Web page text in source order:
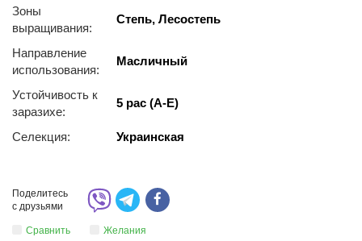
Зоны
выращивания:
Степь, Лесостепь
Направление
использования:
Масличный
Устойчивость к
заразихе:
5 рас (A-E)
Селекция: Украинская
Поделитесь
с друзьями
Сравнить Желания